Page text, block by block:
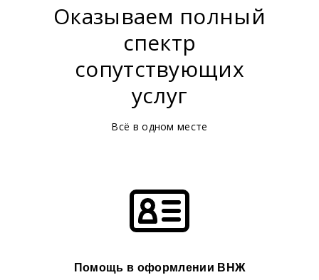
Оказываем полный
спектр
сопутствующих
услуг
Всё в одном месте
Помощь в оформлении ВНЖ